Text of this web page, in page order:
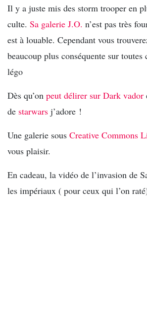
Il y a juste mis des storm trooper en
culte. Sa galerie J.O. n’est pas très
est à louable. Cependant vous
beaucoup plus conséquente sur toutes
légo
Dès qu’on peut délirer sur Dark vador
de starwars j’adore !
Une galerie sous Creative Commons
vous plaisir.
En cadeau, la vidéo de l’invasion de
les impériaux ( pour ceux qui l’on